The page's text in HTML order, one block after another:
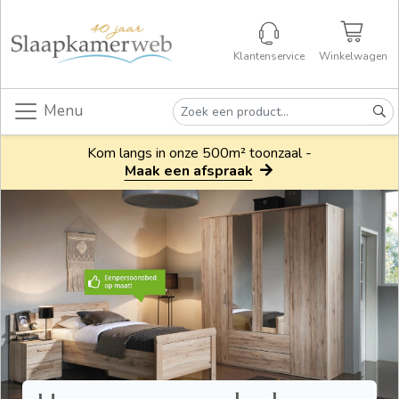
Klantenservice Winkelwagen
Menu
Kom langs in onze 500m² toonzaal -
Maak een afspraak